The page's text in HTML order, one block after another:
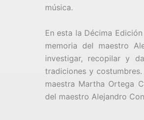
música.
En esta la Décima
memoria del maestro
investigar, recopilar y
tradiciones y
maestra Martha Ortega
del maestro Alejandro